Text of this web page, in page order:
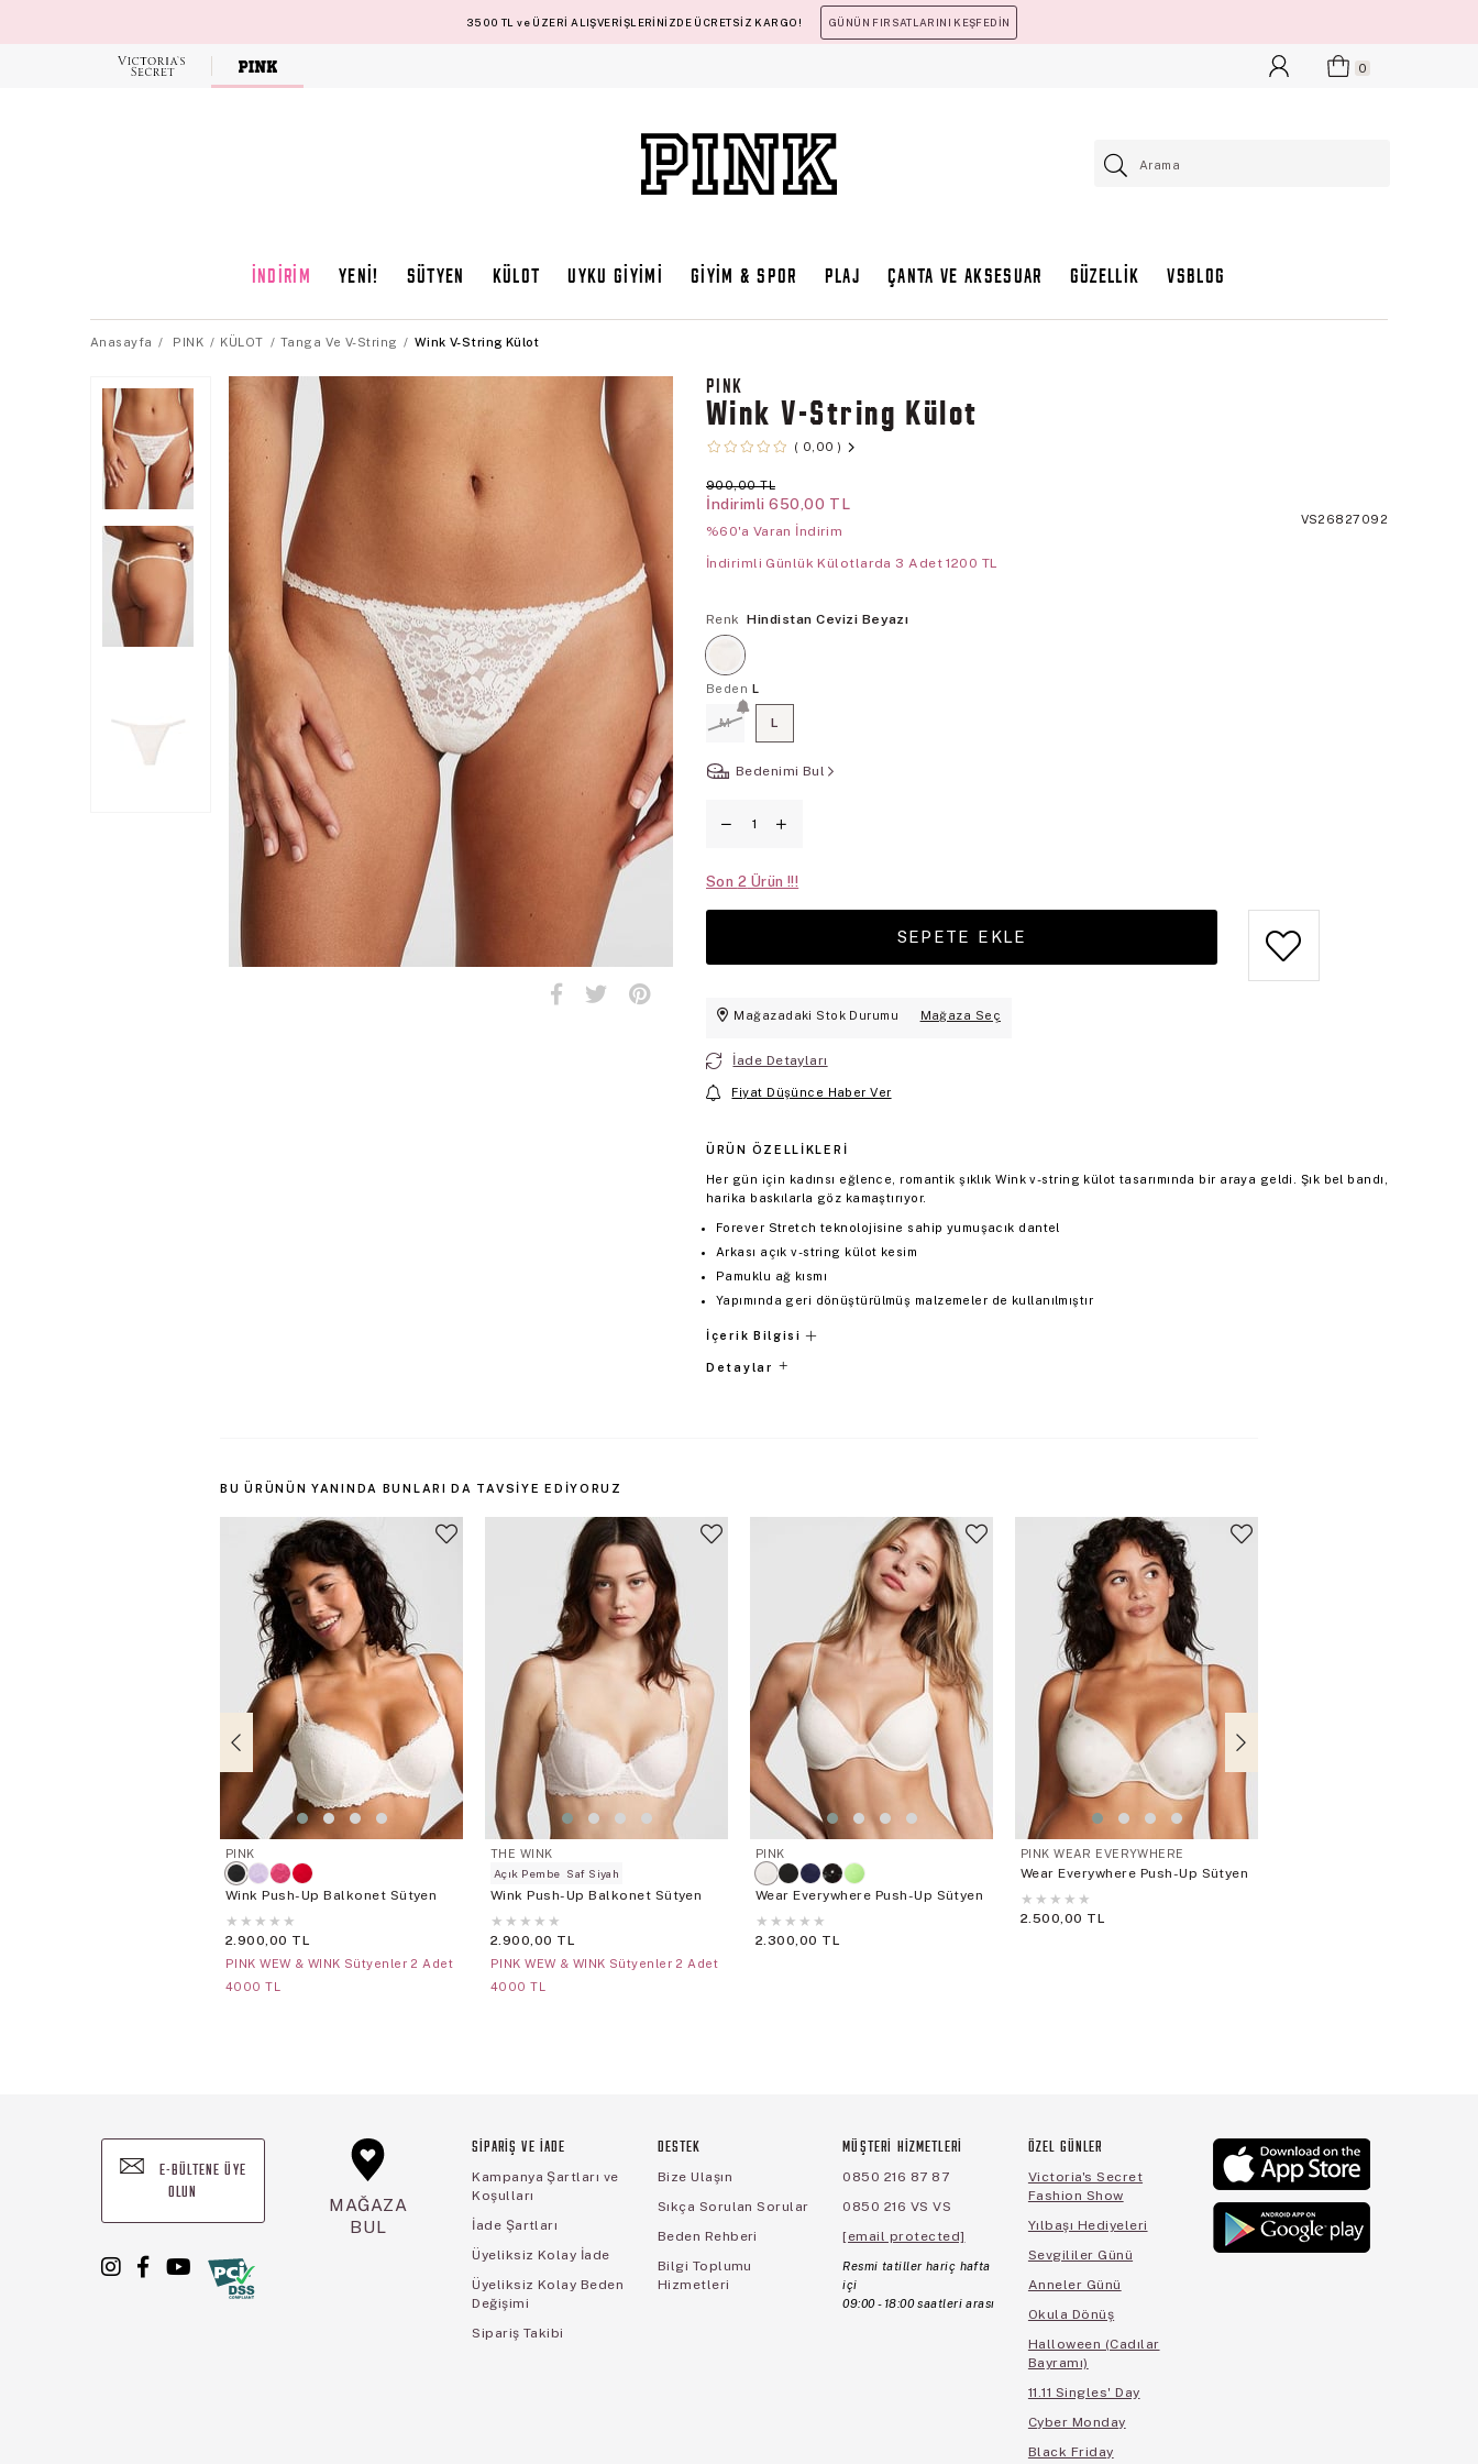
3500 TL ve ÜZERİ ALIŞVERİŞLERİNİZDE ÜCRETSİZ KARGO! GÜNÜN FIRSATLARINI KEŞFEDİN
Victoria's
0
İNDİRİM YENİ! SÜTYEN KÜLOT UYKU GİYİMİ GİYİM & SPOR PLAJ ÇANTA VE AKSESUAR GÜZELLİK VSBLOG
Anasayfa PINK KÜLOT Tanga Ve V-String Wink V-String Külot
PINK
Wink V-String Külot
0,00
900,00 TL
İndirimli 650,00 TL
%60'a Varan İndirim
VS26827092
İndirimli Günlük Külotlarda 3 Adet 1200 TL
Renk Hindistan Cevizi Beyazı
Beden L
M L
Bedenimi Bul
Son 2
Mağazadaki Stok Durumu Mağaza Seç
İade Detayları
Fiyat Düşünce Haber Ver
ÜRÜN ÖZELLIKLERI
Her gün için kadınsı eğlence, romantik şıklık Wink v-string külot tasarımında bir araya geldi. Şık bel bandı,
harika baskılarla göz kamaştırıyor.
Forever Stretch teknolojisine sahip yumuşacık dantel
Arkası açık v-string külot kesim
Pamuklu ağ kısmı
Yapımında geri dönüştürülmüş malzemeler de kullanılmıştır
İçerik Bilgisi
Detaylar
BU ÜRÜNÜN YANINDA BUNLARI DA TAVSIYE EDIYORUZ
PINK
Wink Push-Up Balkonet Sütyen
★ ★ ★ ★ ★
2.900,00 TL
PINK WEW & WINK Sütyenler 2 Adet
4000 TL
THE WINK
Açık Pembe Saf Siyah
Wink Push-Up Balkonet Sütyen
★ ★ ★ ★ ★
2.900,00 TL
PINK WEW & WINK Sütyenler 2 Adet
4000 TL
PINK
Wear Everywhere Push-Up Sütyen
★ ★ ★ ★ ★
2.300,00 TL
PINK WEAR EVERYWHERE
Wear Everywhere Push-Up Sütyen
★ ★ ★ ★ ★
2.500,00 TL
E-BÜLTENE ÜYE
OLUN
MAĞAZA
BUL
SİPARİŞ VE İADE
Kampanya Şartları ve
Koşulları
İade Şartları
Üyeliksiz Kolay İade
Üyeliksiz Kolay Beden
Değişimi
Sipariş Takibi
DESTEK
Bize Ulaşın
Sıkça Sorulan Sorular
Beden Rehberi
Bilgi Toplumu
Hizmetleri
MÜŞTERİ HİZMETLERİ
0850 216 87 87
0850 216 VS VS
[email protected]
Resmi tatiller hariç hafta
içi
09:00 - 18:00 saatleri arası
ÖZEL GÜNLER
Victoria's Secret
Fashion Show
Yılbaşı Hediyeleri
Sevgililer Günü
Anneler Günü
Okula Dönüş
Halloween (Cadılar
Bayramı)
11.11 Singles' Day
Cyber Monday
Black Friday